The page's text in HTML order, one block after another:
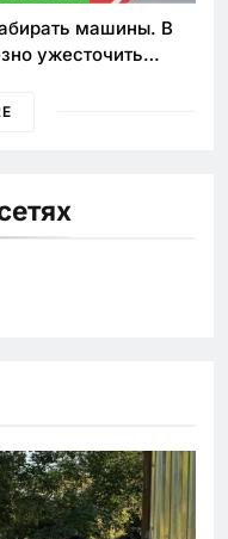
машины. В
ужесточить